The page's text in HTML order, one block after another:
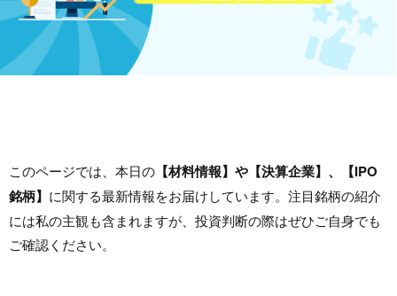
このページでは、本日の 【材料情報】や【決算企業】、【IPO
銘柄】 に関する最新情報をお届けしています。注目銘柄の紹介
には私の主観も含まれますが、投資判断の際はぜひご自身でも
ご確認ください。